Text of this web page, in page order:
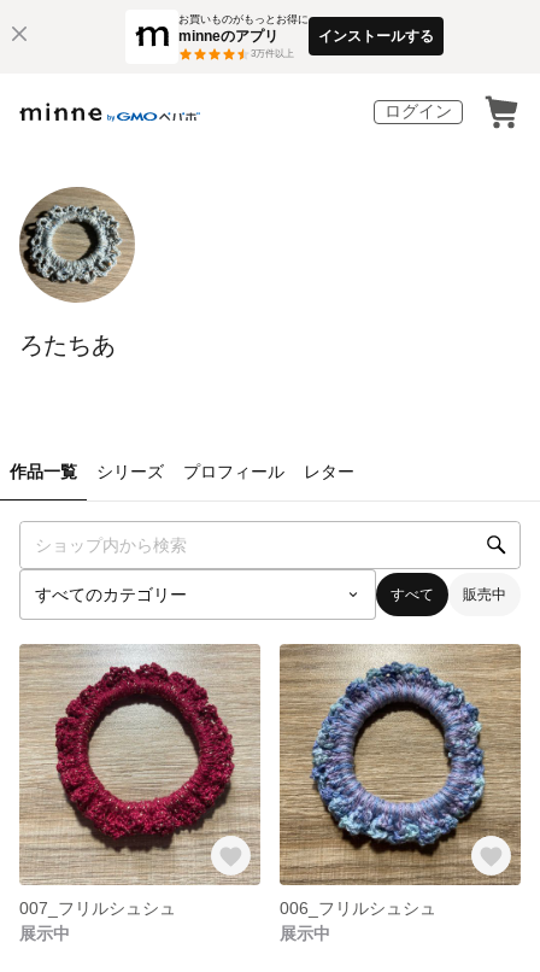
お買いものがもっとお得に
minneのアプリ
3万件以上
インストールする
ログイン
ろたちあ
作品一覧 シリーズ プロフィール レター
すべて 販売中
007_フリルシュシュ
展示中
006_フリルシュシュ
展示中